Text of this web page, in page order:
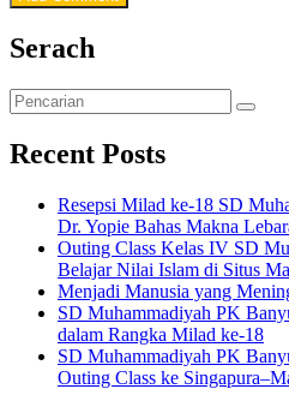
Serach
Recent Posts
Resepsi Milad ke-18 SD
Dr. Yopie Bahas Makna
Outing Class Kelas IV SD
Belajar Nilai Islam di Situs
Menjadi Manusia yang
SD Muhammadiyah PK
dalam Rangka Milad ke-18
SD Muhammadiyah PK
Outing Class ke